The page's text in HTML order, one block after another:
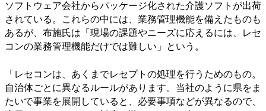
ソフトウェア会社からパッケージ化された介護ソフトが出荷
されている。これらの中には、業務管理機能を備えたものも
あるが、布施氏は「現場の課題やニーズに応えるには、レセ
コンの業務管理機能だけでは難しい」という。
「レセコンは、あくまでレセプトの処理を行うためのもの。
自治体ごとに異なるルールがあります。当社のように県をま
たいで事業を展開していると、必要事項などが異なるので、